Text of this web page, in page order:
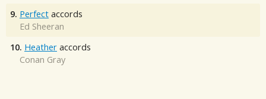
9. Perfect accords
Ed Sheeran
10. Heather accords
Conan Gray